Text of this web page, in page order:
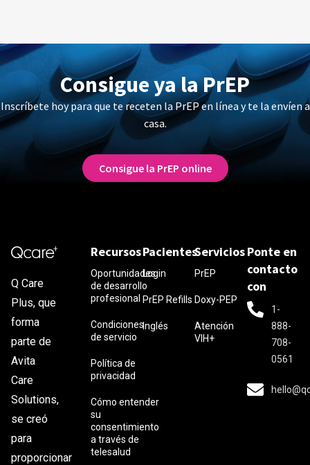
Consigue ya la PrEP
Inscríbete hoy para que te receten la PrEP en línea y te la envíen a
casa.
Consigue la PrEP online
Q Care
Plus, que
forma
parte de
Avita
Care
Solutions,
se creó
para
proporcionar
Recursos
Oportunidades
de desarrollo
profesional
Condiciones
de servicio
Política de
privacidad
Cómo entender
su
consentimiento
a través de
telesalud
Pacientes
Login
PrEP Refills
Inglés
Servicios
PrEP
Doxy-PEP
Atención
VIH+
Ponte en
contacto
con
1-
888-
708-
0561